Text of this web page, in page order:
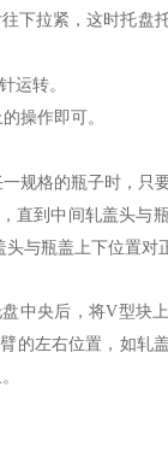
下拉紧，这时托盘
运转。
操作即可。
规格的瓶子时，只
直到中间轧盖头与
与瓶盖上下位置对
中央后，将V型块
的左右位置，如轧